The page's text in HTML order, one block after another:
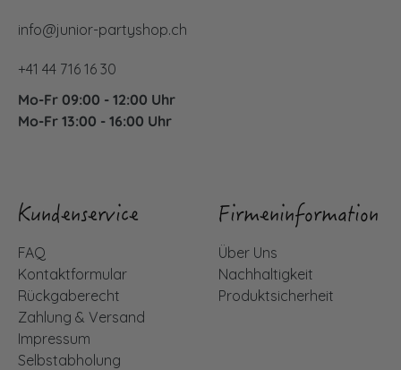
info@junior-partyshop.ch
+41 44 716 16 30
Mo-Fr 09:00 - 12:00 Uhr
Mo-Fr 13:00 - 16:00 Uhr
Kundenservice
FAQ
Kontaktformular
Rückgaberecht
Zahlung & Versand
Impressum
Selbstabholung
Firmeninformation
Über Uns
Nachhaltigkeit
Produktsicherheit